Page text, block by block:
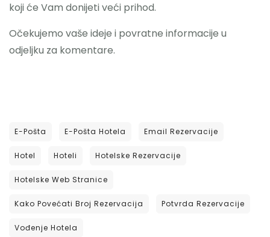
koji će Vam donijeti veći prihod.
Očekujemo vaše ideje i povratne informacije u
odjeljku za komentare.
E-Pošta E-Pošta Hotela Email Rezervacije
Hotel Hoteli Hotelske Rezervacije
Hotelske Web Stranice
Kako Povećati Broj Rezervacija Potvrda Rezervacije
Vođenje Hotela